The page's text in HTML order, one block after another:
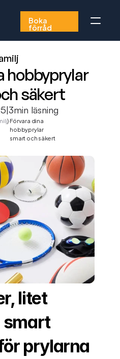
Boka
förråd
hobbyprylar
säkert
|3min läsning
〉Förvara dina
hobbyprylar
smart och säkert
litet
prylarna